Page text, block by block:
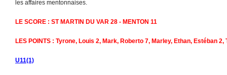
les affaires mentonnaises.
LE SCORE : ST MARTIN DU VAR 28 - MENTON 11
LES POINTS : Tyrone, Louis 2, Mark, Roberto 7, Marley, Ethan, Estéban 2,
U11(1)